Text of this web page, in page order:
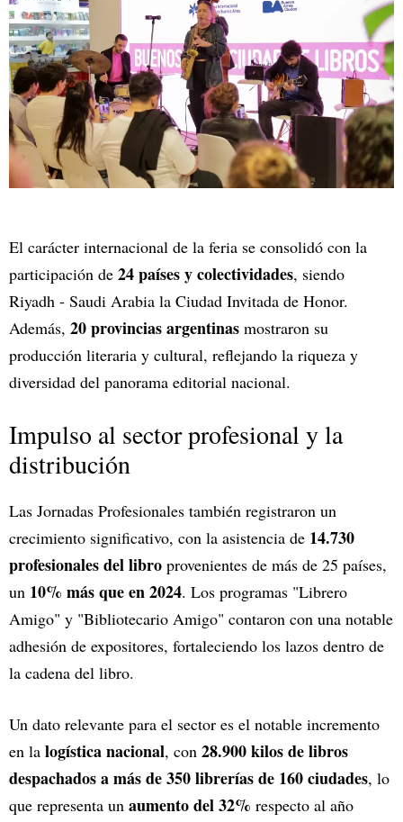
El carácter internacional de la feria se consolidó con la
participación de 24 países y colectividades, siendo
Riyadh - Saudi Arabia la Ciudad Invitada de Honor.
Además, 20 provincias argentinas mostraron su
producción literaria y cultural, reflejando la riqueza y
diversidad del panorama editorial nacional.
Impulso al sector profesional y la
distribución
Las Jornadas Profesionales también registraron un
crecimiento significativo, con la asistencia de 14.730
profesionales del libro provenientes de más de 25 países,
un 10% más que en 2024. Los programas "Librero
Amigo" y "Bibliotecario Amigo" contaron con una notable
adhesión de expositores, fortaleciendo los lazos dentro de
la cadena del libro.
Un dato relevante para el sector es el notable incremento
en la logística nacional, con 28.900 kilos de libros
despachados a más de 350 librerías de 160 ciudades, lo
que representa un aumento del 32% respecto al año